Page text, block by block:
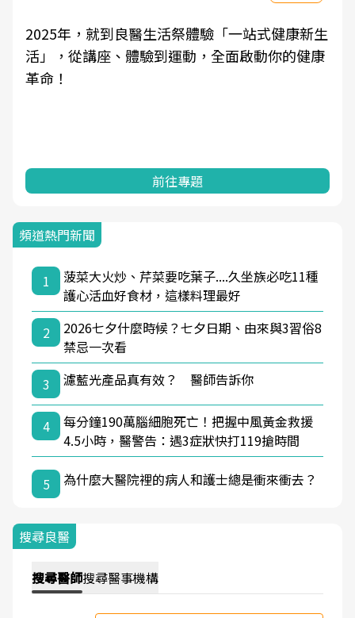
良醫健康網從「換季的身體變化」出發，透過醫
學觀點與日常感受的對話，建立對亞健康的認
知，進而引導實際的改善行動。
前往專題
頻道熱門新聞
1
菠菜大火炒、芹菜要吃葉子....久坐族必吃11種
護心活血好食材，這樣料理最好
2
2026七夕什麼時候？七夕日期、由來與3習俗8
禁忌一次看
3
濾藍光產品真有效？ 醫師告訴你
4
每分鐘190萬腦細胞死亡！把握中風黃金救援
4.5小時，醫警告：遇3症狀快打119搶時間
5 為什麼大醫院裡的病人和護士總是衝來衝去？
搜尋良醫
搜尋醫師搜尋醫事機構